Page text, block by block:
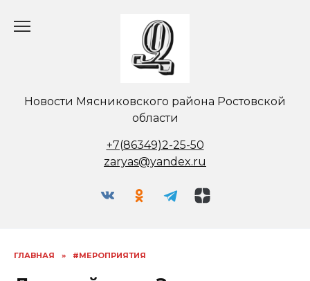
Новости Мясниковского района Ростовской
области
+7(86349)2-25-50
zaryas@yandex.ru
ГЛАВНАЯ » #МЕРОПРИЯТИЯ